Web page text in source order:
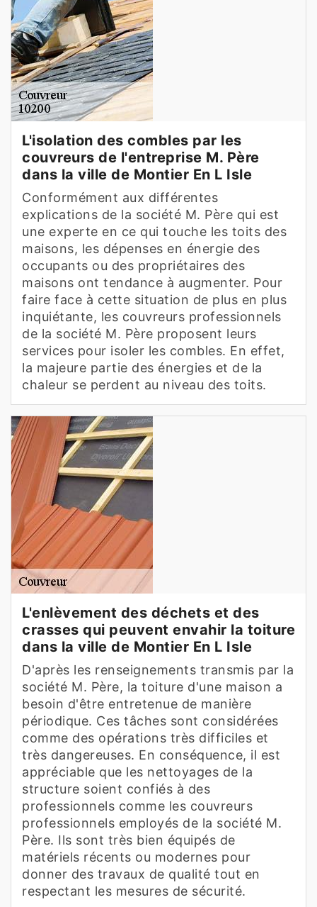
L'isolation des combles par les
couvreurs de l'entreprise M. Père
dans la ville de Montier En L Isle
Conformément aux différentes
explications de la société M. Père qui est
une experte en ce qui touche les toits des
maisons, les dépenses en énergie des
occupants ou des propriétaires des
maisons ont tendance à augmenter. Pour
faire face à cette situation de plus en plus
inquiétante, les couvreurs professionnels
de la société M. Père proposent leurs
services pour isoler les combles. En effet,
la majeure partie des énergies et de la
chaleur se perdent au niveau des toits.
L'enlèvement des déchets et des
crasses qui peuvent envahir la toiture
dans la ville de Montier En L Isle
D'après les renseignements transmis par la
société M. Père, la toiture d'une maison a
besoin d'être entretenue de manière
périodique. Ces tâches sont considérées
comme des opérations très difficiles et
très dangereuses. En conséquence, il est
appréciable que les nettoyages de la
structure soient confiés à des
professionnels comme les couvreurs
professionnels employés de la société M.
Père. Ils sont très bien équipés de
matériels récents ou modernes pour
donner des travaux de qualité tout en
respectant les mesures de sécurité.